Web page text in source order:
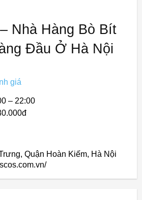
Nhà Hàng Bò Bít
Đầu Ở Hà Nội
giá
– 22:00
Quận Hoàn Kiếm, Hà Nội